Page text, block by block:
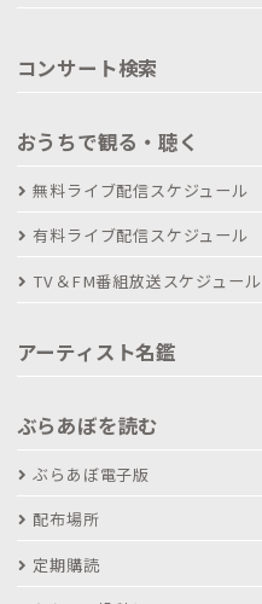
コンサート検索
おうちで観る・聴く
無料ライブ配信スケジュール
有料ライブ配信スケジュール
TV＆FM番組放送スケジュール
アーティスト名鑑
ぶらあぼを読む
ぶらあぼ電子版
配布場所
定期購読